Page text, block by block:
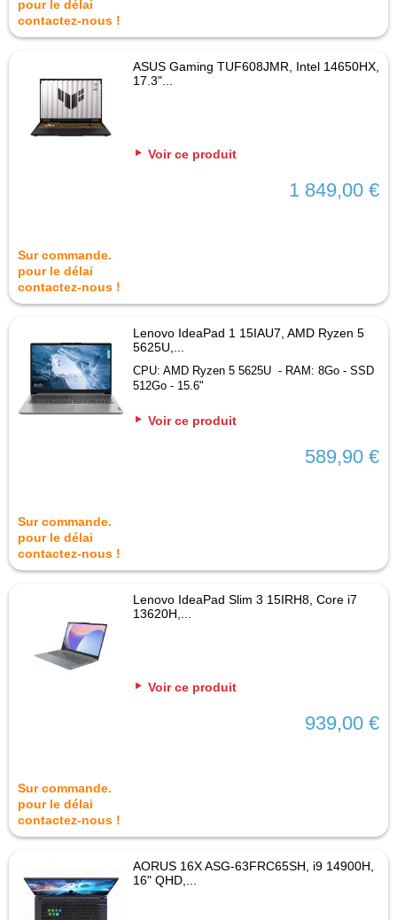
pour le délai
contactez-nous !
ASUS Gaming TUF608JMR, Intel 14650HX,
17.3"...
Voir ce produit
1 849,00 €
Sur commande.
pour le délai
contactez-nous !
Lenovo IdeaPad 1 15IAU7, AMD Ryzen 5
5625U,...
CPU: AMD Ryzen 5 5625U - RAM: 8Go - SSD
512Go - 15.6"
Voir ce produit
589,90 €
Sur commande.
pour le délai
contactez-nous !
Lenovo IdeaPad Slim 3 15IRH8, Core i7
13620H,...
Voir ce produit
939,00 €
Sur commande.
pour le délai
contactez-nous !
AORUS 16X ASG-63FRC65SH, i9 14900H,
16" QHD,...